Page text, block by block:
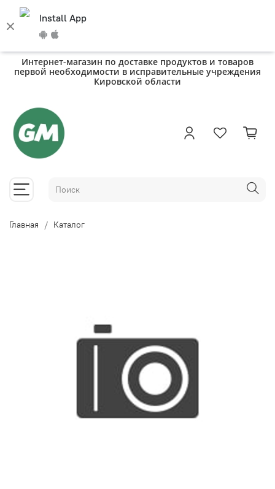
Install App
Интернет-магазин по доставке продуктов и товаров
первой необходимости в исправительные учреждения
Кировской области
Главная Каталог